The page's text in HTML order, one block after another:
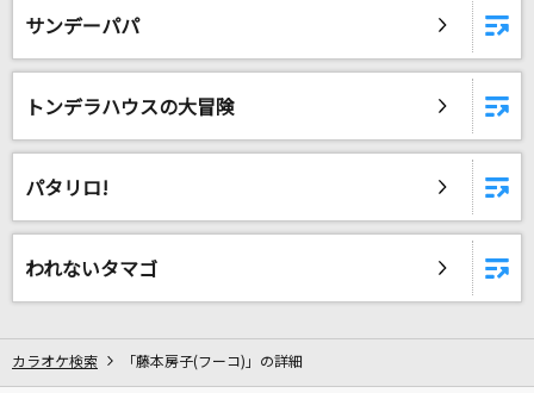
リアルタイムで歌われている曲の一覧
メタボリックOh!ハルマゲドン
モアとおじさま
FictionJunction YUUKA
[生音]やってみよう
IRIS OUT(ビデオクリップバージョン)
サンデーパパ
トンデラハウスの大冒険
パタリロ!
われないタマゴ
カラオケ検索 「藤本房子(フーコ)」の詳細